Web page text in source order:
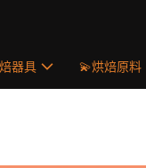
器具 💫烘焙原料